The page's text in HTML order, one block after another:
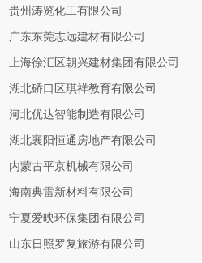
贵州涛览化工有限公司
广东东莞志远建材有限公司
上海徐汇区朝兴建材集团有限公司
湖北硚口区琪祥教育有限公司
河北优达智能制造有限公司
湖北襄阳恒通房地产有限公司
内蒙古平京机械有限公司
海南典雷新材料有限公司
宁夏爱映环保集团有限公司
山东日照罗复旅游有限公司